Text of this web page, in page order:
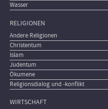
Wasser
RELIGIONEN
Andere Religionen
Christentum
Islam
Judentum
Ökumene
Religionsdialog und -konflikt
WIRTSCHAFT